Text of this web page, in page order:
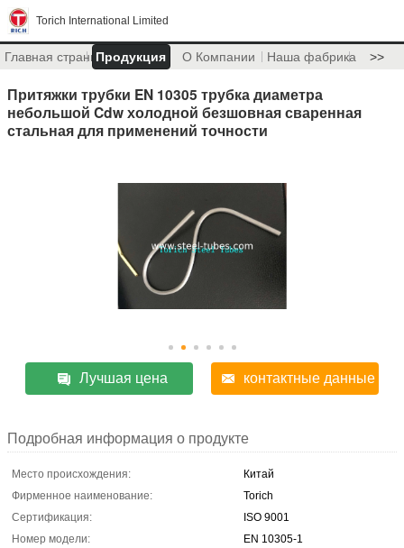
Torich International Limited
Главная страницаПродукция О Компании Наша фабрика >>
Притяжки трубки EN 10305 трубка диаметра
небольшой Cdw холодной безшовная сваренная
стальная для применений точности
Лучшая цена контактные данные
Подробная информация о продукте
Место происхождения:
Китай
Фирменное наименование:
Torich
Сертификация:
ISO 9001
Номер модели:
EN 10305-1